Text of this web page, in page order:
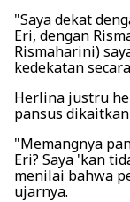
"Saya dekat
Eri, dengan
Rismaharini)
kedekatan
Herlina justru
pansus
"Memangnya
Eri? Saya 'kan
menilai bahwa
ujarnya.